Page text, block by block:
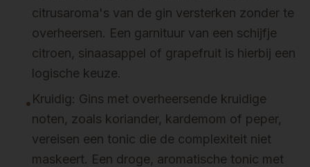
citrusaroma's van de gin versterken zonder te
overheersen. Een garnituur van een schijfje
citroen, sinaasappel of grapefruit is hierbij een
logische keuze.
•Kruidig: Gins met overheersende kruidige
noten, zoals koriander, kardemom of peper,
vereisen een tonic die de complexiteit niet
maskeert. Een droge, aromatische tonic met